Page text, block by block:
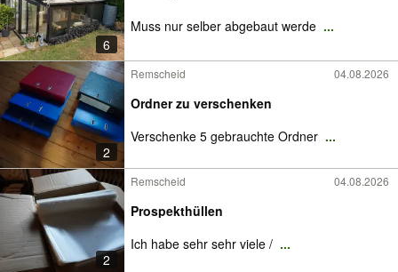
6
Muss nur selber abgebaut werde ...
2
Remscheid 04.08.2026
Ordner zu verschenken
Verschenke 5 gebrauchte Ordner ...
2
Remscheid 04.08.2026
Prospekthüllen
Ich habe sehr sehr viele / ...